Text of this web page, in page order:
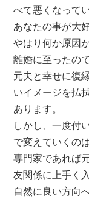
べて悪くなって
あなたの事が大
やはり何か原因
離婚に至ったので
元夫と幸せに復
いイメージを払
あります。
しかし、一度付
で変えていくの
専門家であれば
友関係に上手く
自然に良い方向